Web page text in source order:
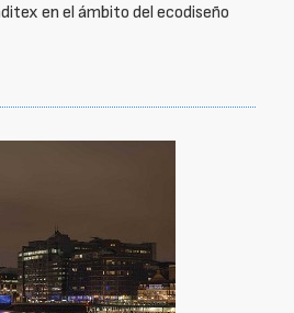
en el ámbito del ecodiseño